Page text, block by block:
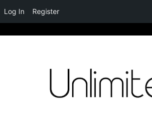
Log In Register